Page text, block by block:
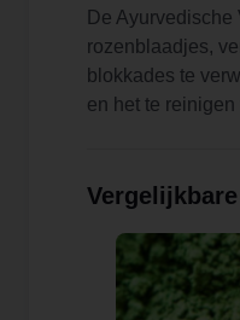
De
rozenblaadjes,
blokkades te
en het te